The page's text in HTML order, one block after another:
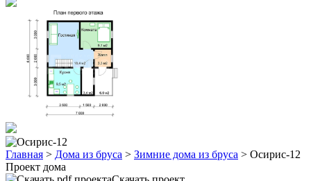
Главная > Дома из бруса > Зимние дома из бруса > Осирис-12
Проект дома